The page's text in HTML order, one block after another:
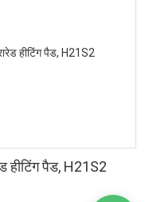
पैड, H21S2